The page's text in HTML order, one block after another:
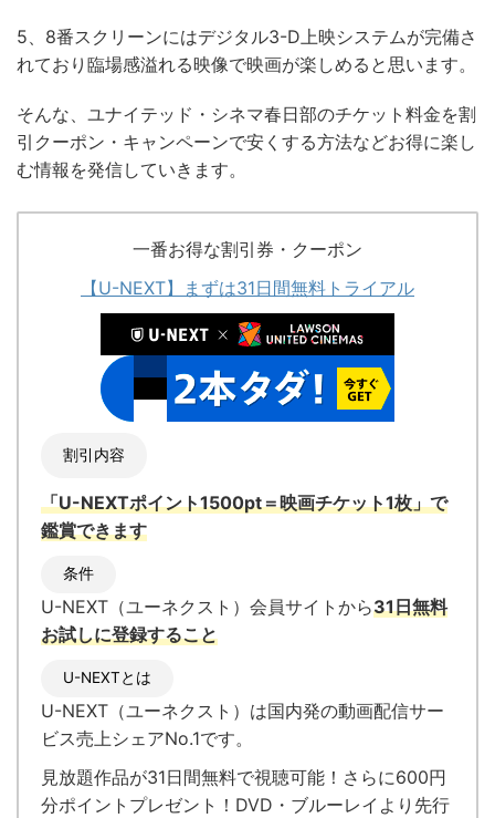
5、8番スクリーンにはデジタル3-D上映システムが完備さ
れており臨場感溢れる映像で映画が楽しめると思います。
そんな、ユナイテッド・シネマ春日部のチケット料金を割
引クーポン・キャンペーンで安くする方法などお得に楽し
む情報を発信していきます。
一番お得な割引券・クーポン
【U-NEXT】まずは31日間無料トライアル
割引内容
「U-NEXTポイント1500pt＝映画チケット1枚」で
鑑賞できます
条件
U-NEXT（ユーネクスト）会員サイトから31日無料
お試しに登録すること
U-NEXTとは
U-NEXT（ユーネクスト） は国内発の動画配信サー
ビス売上シェアNo.1です。
見放題作品が31日間無料で視聴可能！ さらに600円
分ポイントプレゼント！DVD・ブルーレイより先行